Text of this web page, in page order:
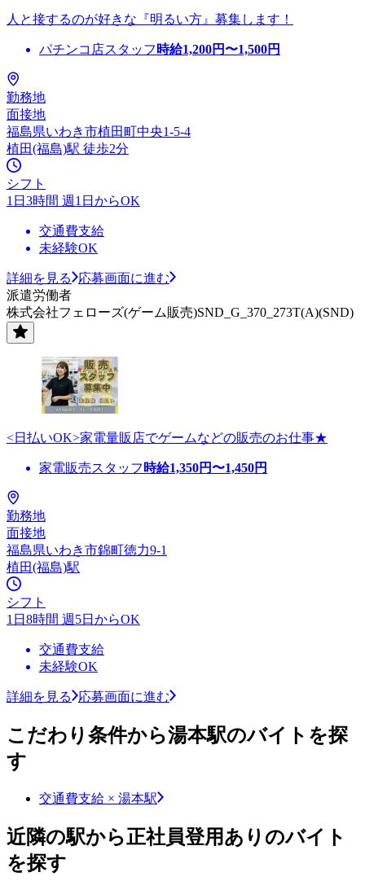
人と接するのが好きな『明るい方』募集します！
パチンコ店スタッフ 時給1,200円〜1,500円
勤務地
面接地
福島県いわき市植田町中央1-5-4
植田(福島)駅 徒歩2分
シフト
1日3時間 週1日からOK
交通費支給
未経験OK
詳細を見る
応募画面に進む
派遣労働者
株式会社フェローズ(ゲーム販売)SND_G_370_273T(A)(SND)
<日払いOK>家電量販店でゲームなどの販売のお仕事★
家電販売スタッフ 時給1,350円〜1,450円
勤務地
面接地
福島県いわき市錦町徳力9-1
植田(福島)駅
シフト
1日8時間 週5日からOK
交通費支給
未経験OK
詳細を見る 応募画面に進む
こだわり条件から湯本駅のバイトを探
す
交通費支給 × 湯本駅
近隣の駅から正社員登用ありのバイト
を探す